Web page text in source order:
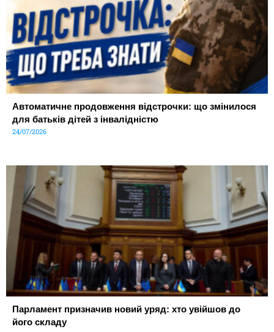
Автоматичне продовження відстрочки: що змінилося
для батьків дітей з інвалідністю
24/07/2026
Парламент призначив новий уряд: хто увійшов до
його складу